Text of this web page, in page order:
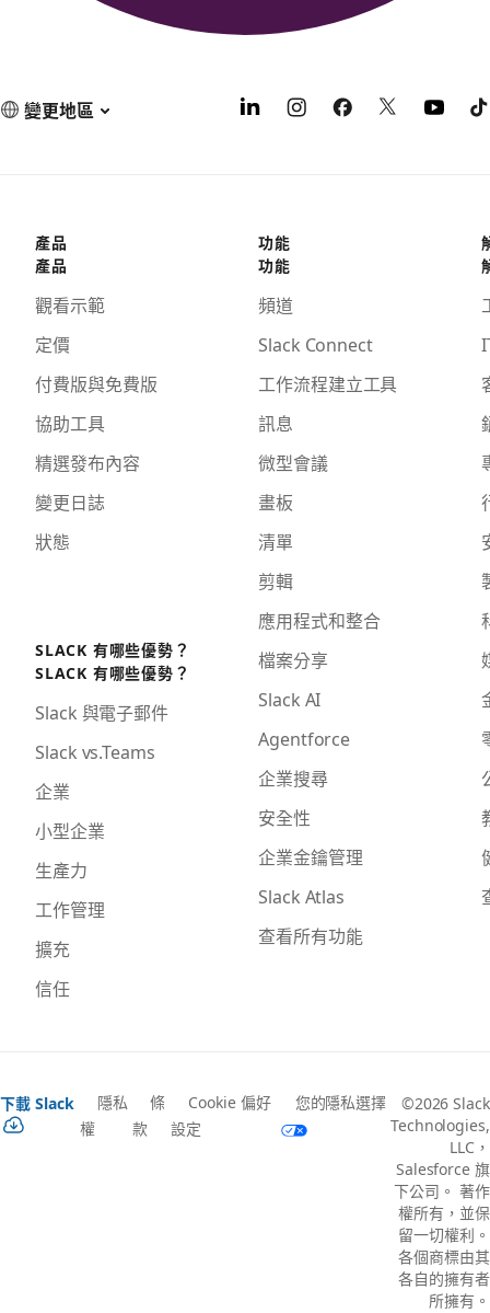
變更地區
產品
產品
觀看示範
定價
付費版與免費版
協助工具
精選發布內容
變更日誌
狀態
SLACK 有哪些優勢？
SLACK 有哪些優勢？
Slack 與電子郵件
Slack vs.Teams
企業
小型企業
生產力
工作管理
擴充
信任
功能
功能
頻道
Slack Connect
工作流程建立工具
訊息
微型會議
畫板
清單
剪輯
應用程式和整合
檔案分享
Slack AI
Agentforce
企業搜尋
安全性
企業金鑰管理
Slack Atlas
查看所有功能
下載 Slack
隱私
權
條
款
Cookie 偏好
設定
您的隱私選擇
©2026 Slack
Technologies,
LLC，
Salesforce 旗
下公司。 著作
權所有，並保
留一切權利。
各個商標由其
各自的擁有者
所擁有。